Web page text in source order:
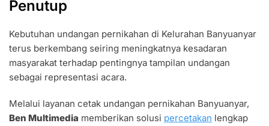
Penutup
Kebutuhan undangan pernikahan di Kelurahan Banyuanyar
terus berkembang seiring meningkatnya kesadaran
masyarakat terhadap pentingnya tampilan undangan
sebagai representasi acara.
Melalui layanan cetak undangan pernikahan Banyuanyar,
Ben Multimedia memberikan solusi percetakan lengkap